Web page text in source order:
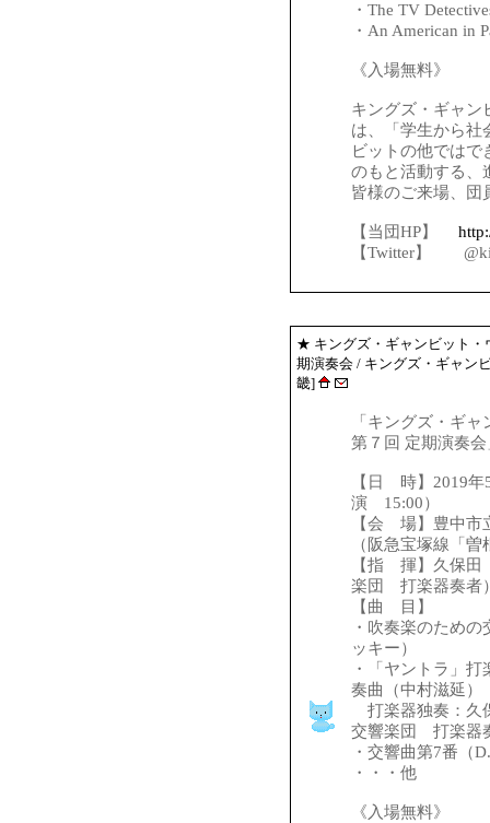
・The TV
・An American in
《入場無料》
キングズ・ギャン
は、「学生から社
ビットの他では
のもと活動する、
皆様のご来場、団
【当団HP】
【Twitter】
★ キングズ・ギャンビット
期演奏会 / キングズ・ギャン
畿]
「キングズ・ギ
第７回 定期演奏会
【日 時】2019
演 15:00）
【会 場】豊中
（阪急宝塚線「
【指 揮】久保田
楽団 打楽器奏者
【曲 目】
・吹奏楽のため
ッキー）
・「ヤントラ」
奏曲（中村滋延）
打楽器独奏：久
交響楽団 打楽器
・交響曲第7番（
・・・他
《入場無料》